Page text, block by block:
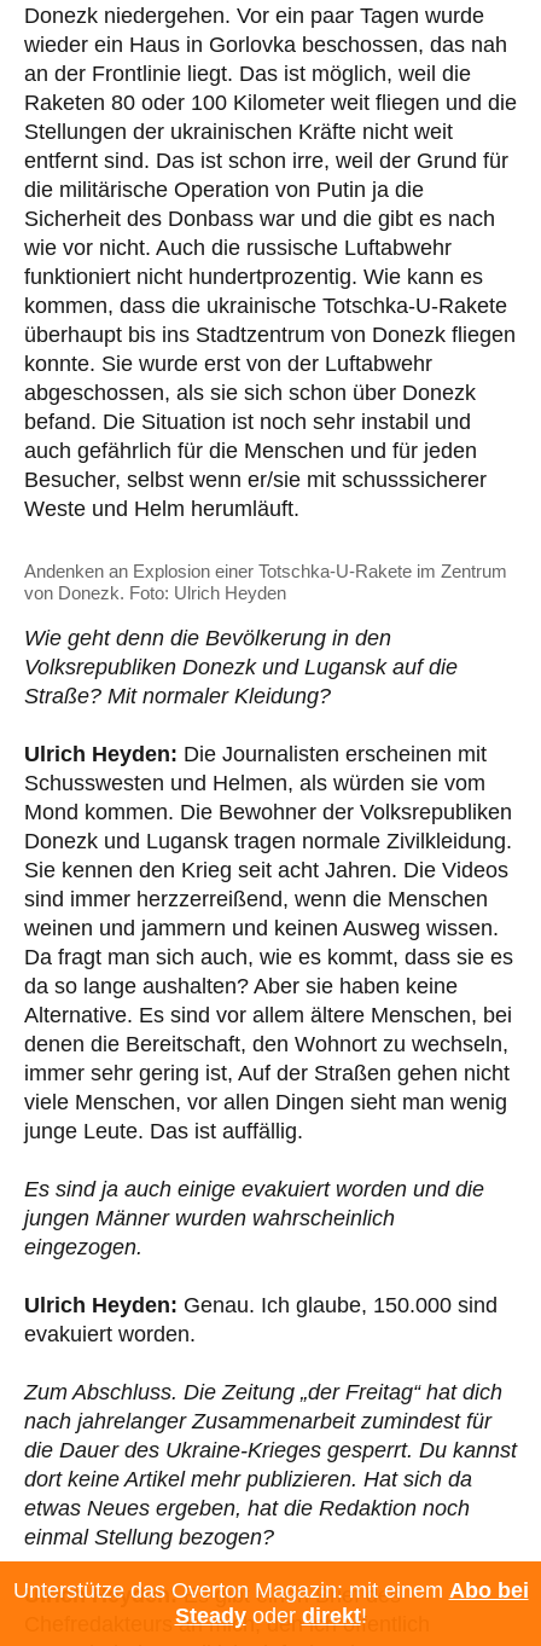
Donezk niedergehen. Vor ein paar Tagen wurde
wieder ein Haus in Gorlovka beschossen, das nah
an der Frontlinie liegt. Das ist möglich, weil die
Raketen 80 oder 100 Kilometer weit fliegen und die
Stellungen der ukrainischen Kräfte nicht weit
entfernt sind. Das ist schon irre, weil der Grund für
die militärische Operation von Putin ja die
Sicherheit des Donbass war und die gibt es nach
wie vor nicht. Auch die russische Luftabwehr
funktioniert nicht hundertprozentig. Wie kann es
kommen, dass die ukrainische Totschka-U-Rakete
überhaupt bis ins Stadtzentrum von Donezk fliegen
konnte. Sie wurde erst von der Luftabwehr
abgeschossen, als sie sich schon über Donezk
befand. Die Situation ist noch sehr instabil und
auch gefährlich für die Menschen und für jeden
Besucher, selbst wenn er/sie mit schusssicherer
Weste und Helm herumläuft.
Andenken an Explosion einer Totschka-U-Rakete im Zentrum
von Donezk. Foto: Ulrich Heyden
Wie geht denn die Bevölkerung in den
Volksrepubliken Donezk und Lugansk auf die
Straße? Mit normaler Kleidung?
Ulrich Heyden: Die Journalisten erscheinen mit
Schusswesten und Helmen, als würden sie vom
Mond kommen. Die Bewohner der Volksrepubliken
Donezk und Lugansk tragen normale Zivilkleidung.
Sie kennen den Krieg seit acht Jahren. Die Videos
sind immer herzzerreißend, wenn die Menschen
weinen und jammern und keinen Ausweg wissen.
Da fragt man sich auch, wie es kommt, dass sie es
da so lange aushalten? Aber sie haben keine
Alternative. Es sind vor allem ältere Menschen, bei
denen die Bereitschaft, den Wohnort zu wechseln,
immer sehr gering ist, Auf der Straßen gehen nicht
viele Menschen, vor allen Dingen sieht man wenig
junge Leute. Das ist auffällig.
Es sind ja auch einige evakuiert worden und die
jungen Männer wurden wahrscheinlich
eingezogen.
Ulrich Heyden: Genau. Ich glaube, 150.000 sind
evakuiert worden.
Zum Abschluss. Die Zeitung „der Freitag“ hat dich
nach jahrelanger Zusammenarbeit zumindest für
die Dauer des Ukraine-Krieges gesperrt. Du kannst
dort keine Artikel mehr publizieren. Hat sich da
etwas Neues ergeben, hat die Redaktion noch
einmal Stellung bezogen?
Ulrich Heyden:Es gibt einen Brief des
Chefredakteurs an mich, den ich öffentlich
Unterstütze das Overton Magazin: mit einem Abo bei
Steadyoder direkt!